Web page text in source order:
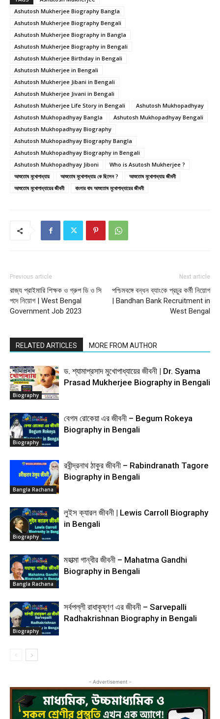
Ashutosh Mukherjee Biography Bangla
Ashutosh Mukherjee Biography Bengali
Ashutosh Mukherjee Biography in Bangla
Ashutosh Mukherjee Biography in Bengali
Ashutosh Mukherjee Birthday in Bengali
Ashutosh Mukherjee in Bengali
Ashutosh Mukherjee Jibani in Bengali
Ashutosh Mukherjee Jivani in Bengali
Ashutosh Mukherjee Life Story in Bengali
Ashutosh Mukhopadhyay
Ashutosh Mukhopadhyay Bangla
Ashutosh Mukhopadhyay Bengali
Ashutosh Mukhopadhyay Biography
Ashutosh Mukhopadhyay Biography Bangla
Ashutosh Mukhopadhyay Biography in Bengali
Ashutosh Mukhopadhyay Jiboni
Who is Asutosh Mukherjee ?
আশুতোষ মুখোপাধ্যায়
আশুতোষ মুখোপাধ্যায় কে ছিলেন ?
আশুতোষ মুখোপাধ্যায় জীবনী
আশুতোষ মুখোপাধ্যায়ের জীবনী
বাংলার বাঘ আশুতোষ মুখোপাধ্যায়ের জীবনী
Previous article
রাজ্য প্রাইমারি শিক্ষক ও গ্রুপ ডি ও সি
পদে নিয়োগ | West Bengal
Government Job 2023
Next article
পশ্চিমবঙ্গে বন্ধন ব্যাংকে প্রচুর কর্মী নিয়োগ
| Bandhan Bank Recruitment in
West Bengal
RELATED ARTICLES MORE FROM AUTHOR
Biography
ড. শ্যামাপ্রসাদ মুখোপাধ্যায়ের জীবনী | Dr. Syama
Prasad Mukherjee Biography in Bengali
Biography
বেগম রোকেয়া এর জীবনী – Begum Rokeya
Biography in Bengali
Bangla Rachana
রবীন্দ্রনাথ ঠাকুর জীবনী – Rabindranath Tagore
Biography in Bengali
Biography
লুইস ক্যারল জীবনী | Lewis Carroll Biography
in Bengali
Bangla Rachana
মহাত্মা গান্ধীর জীবনী – Mahatma Gandhi
Biography in Bengali
Biography
সর্বপল্লী রাধাকৃষ্ণণ এর জীবনী – Sarvepalli
Radhakrishnan Biography in Bengali
- Advertisement -